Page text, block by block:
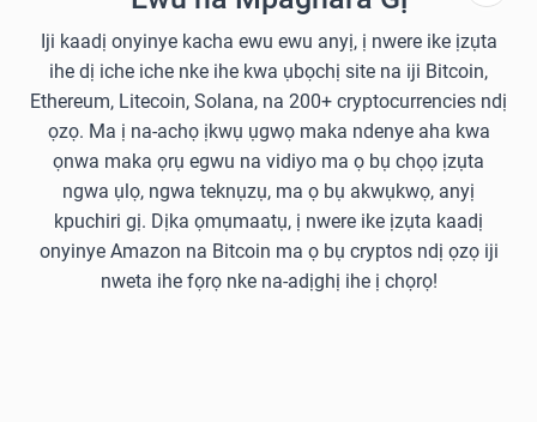
Iji kaadị onyinye kacha ewu ewu anyị, ị nwere ike ịzụta
ihe dị iche iche nke ihe kwa ụbọchị site na iji Bitcoin,
Ethereum, Litecoin, Solana, na 200+ cryptocurrencies ndị
ọzọ. Ma ị na-achọ ịkwụ ụgwọ maka ndenye aha kwa
ọnwa maka ọrụ egwu na vidiyo ma ọ bụ chọọ ịzụta
ngwa ụlọ, ngwa teknụzụ, ma ọ bụ akwụkwọ, anyị
kpuchiri gị. Dịka ọmụmaatụ, ị nwere ike ịzụta kaadị
onyinye Amazon na Bitcoin ma ọ bụ cryptos ndị ọzọ iji
nweta ihe fọrọ nke na-adịghị ihe ị chọrọ!